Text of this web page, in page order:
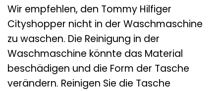
Wir empfehlen, den Tommy Hilfiger
Cityshopper nicht in der Waschmaschine
zu waschen. Die Reinigung in der
Waschmaschine könnte das Material
beschädigen und die Form der Tasche
verändern. Reinigen Sie die Tasche